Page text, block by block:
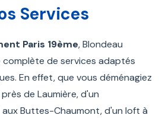
Services
Paris 19ème, Blondeau
de services adaptés
En effet, que vous déménagiez
de Laumière, d'un
Buttes-Chaumont, d'un loft à